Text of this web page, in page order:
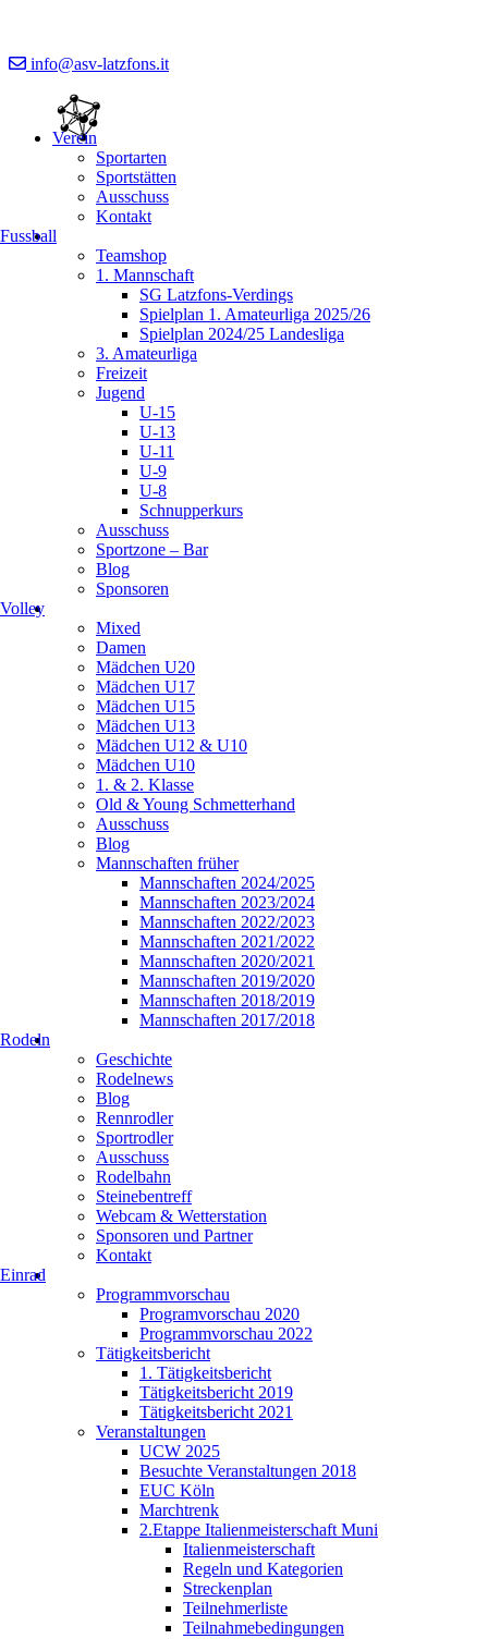
info@asv-latzfons.it
Verein
Sportarten
Sportstätten
Ausschuss
Kontakt
Fussball
Teamshop
1. Mannschaft
SG Latzfons-Verdings
Spielplan 1. Amateurliga 2025/26
Spielplan 2024/25 Landesliga
3. Amateurliga
Freizeit
Jugend
U-15
U-13
U-11
U-9
U-8
Schnupperkurs
Ausschuss
Sportzone – Bar
Blog
Sponsoren
Volley
Mixed
Damen
Mädchen U20
Mädchen U17
Mädchen U15
Mädchen U13
Mädchen U12 & U10
Mädchen U10
1. & 2. Klasse
Old & Young Schmetterhand
Ausschuss
Blog
Mannschaften früher
Mannschaften 2024/2025
Mannschaften 2023/2024
Mannschaften 2022/2023
Mannschaften 2021/2022
Mannschaften 2020/2021
Mannschaften 2019/2020
Mannschaften 2018/2019
Mannschaften 2017/2018
Rodeln
Geschichte
Rodelnews
Blog
Rennrodler
Sportrodler
Ausschuss
Rodelbahn
Steinebentreff
Webcam & Wetterstation
Sponsoren und Partner
Kontakt
Einrad
Programmvorschau
Programvorschau 2020
Programmvorschau 2022
Tätigkeitsbericht
1. Tätigkeitsbericht
Tätigkeitsbericht 2019
Tätigkeitsbericht 2021
Veranstaltungen
UCW 2025
Besuchte Veranstaltungen 2018
EUC Köln
Marchtrenk
2.Etappe Italienmeisterschaft Muni
Italienmeisterschaft
Regeln und Kategorien
Streckenplan
Teilnehmerliste
Teilnahmebedingungen